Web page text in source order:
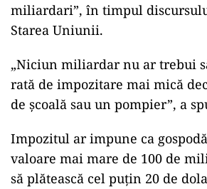
miliardari”, în timpul
Starea Uniunii.
„Niciun miliardar nu ar trebui
rată de impozitare mai mică
de şcoală sau un pompier”, a
Impozitul ar impune ca
valoare mai mare de 100 de
să plătească cel puţin 20 de